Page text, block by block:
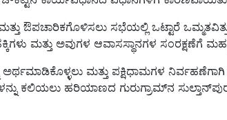
ಔಪಚಾರಿಕಗೊಳಿಸಲು ಸಭೆಯಲ್ಲಿ ಒಟ್ಟಾರೆ
ಮತ್ತು ಅವುಗಳ ಆವಾಸಸ್ಥಾನಗಳ ಸಂರಕ್ಷಣೆಗೆ
ಮತ್ತು ಪಕ್ಷಿಧಾಮಗಳ ನಿರ್ವಹಣೆಗಾಗಿ
ಕಲಿಯಲು ಹರಿಯಾಣದ ಗುರುಗ್ರಾಮ್‌ನ ಸುಲ್ತಾನ್‌ಪುರ